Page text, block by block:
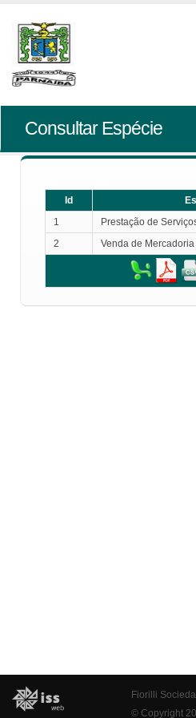
Consultar Espécie
Id
1
Prestação de
2
Venda de Mercadoria
Fiorilli
© Copyright